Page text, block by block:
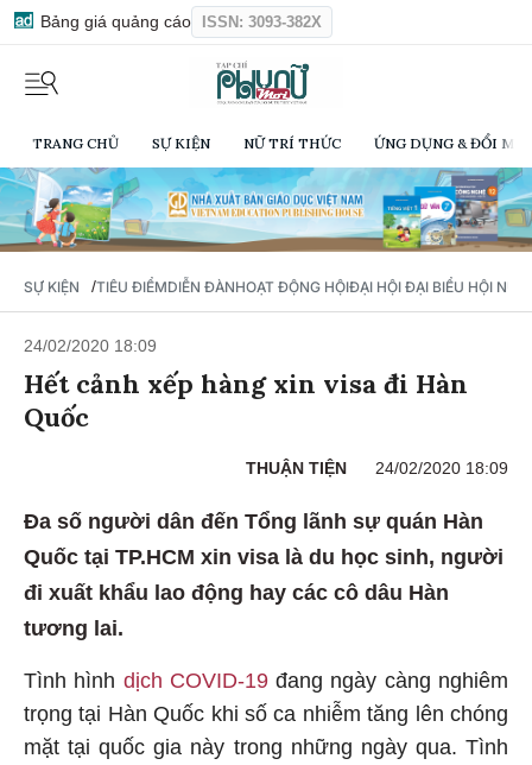
Bảng giá quảng cáo ISSN: 3093-382X
TRANG CHỦ SỰ KIỆN NỮ TRÍ THỨC ỨNG DỤNG & ĐỔI
SỰ KIỆN / TIÊU ĐIỂMDIỄN ĐÀNHOẠT ĐỘNG HỘIĐẠI HỘI ĐẠI BIỂU HỘI NỮ
24/02/2020 18:09
Hết cảnh xếp hàng xin visa đi Hàn
Quốc
THUẬN TIỆN 24/02/2020 18:09
Đa số người dân đến Tổng lãnh sự quán Hàn
Quốc tại TP.HCM xin visa là du học sinh, người
đi xuất khẩu lao động hay các cô dâu Hàn
tương lai.
Tình hình dịch COVID-19đang ngày càng nghiêm
trọng tại Hàn Quốc khi số ca nhiễm tăng lên chóng
mặt tại quốc gia này trong những ngày qua. Tình